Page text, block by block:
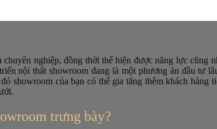
nghiệp, đồng thời thể hiện được năng lực cũng
nội thất showroom đang là một phương án đầu tư
showroom của bạn có thể gia tăng thêm khách hàng
trưng bày?